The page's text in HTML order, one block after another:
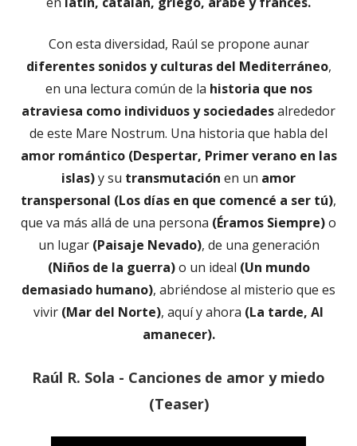
Con esta diversidad, Raúl se propone aunar
diferentes sonidos y culturas del Mediterráneo,
en una lectura común de la historia que nos
atraviesa como individuos y sociedadesalrededor
de este Mare Nostrum. Una historia que habla del
amor romántico (Despertar, Primer verano en las
islas)y su transmutación en un amor
transpersonal (Los días en que comencé a ser tú),
que va más allá de una persona (Éramos Siempre)o
un lugar (Paisaje Nevado), de una generación
(Niños de la guerra)o un ideal (Un mundo
demasiado humano), abriéndose al misterio que es
vivir (Mar del Norte), aquí y ahora (La tarde, Al
amanecer).
Raúl R. Sola - Canciones de amor y miedo
(Teaser)